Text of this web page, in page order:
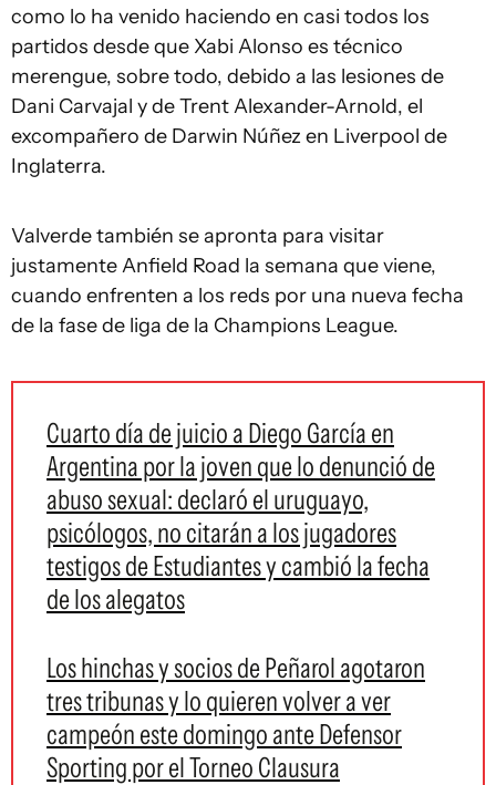
como lo ha venido haciendo en casi todos los
partidos desde que Xabi Alonso es técnico
merengue, sobre todo, debido a las lesiones de
Dani Carvajal y de Trent Alexander-Arnold, el
excompañero de Darwin Núñez en Liverpool de
Inglaterra.
Valverde también se apronta para visitar
justamente Anfield Road la semana que viene,
cuando enfrenten a los reds por una nueva fecha
de la fase de liga de la Champions League.
Cuarto día de juicio a Diego García en
Argentina por la joven que lo denunció de
abuso sexual: declaró el uruguayo,
psicólogos, no citarán a los jugadores
testigos de Estudiantes y cambió la fecha
de los alegatos
Los hinchas y socios de Peñarol agotaron
tres tribunas y lo quieren volver a ver
campeón este domingo ante Defensor
Sporting por el Torneo Clausura